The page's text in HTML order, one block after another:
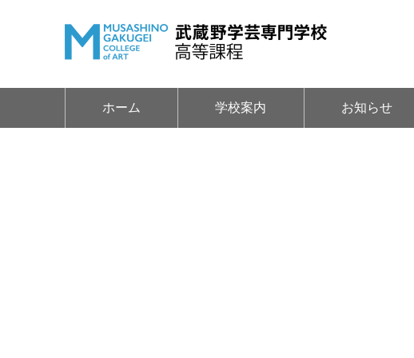
ホーム 学校案内 お知らせ